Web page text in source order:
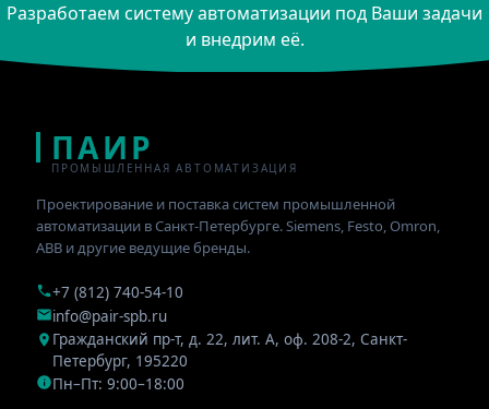
Разработаем систему автоматизации под Ваши задачи
и внедрим её.
ПАИР
ПРОМЫШЛЕННАЯ АВТОМАТИЗАЦИЯ
Проектирование и поставка систем промышленной
автоматизации в Санкт-Петербурге. Siemens, Festo, Omron,
ABB и другие ведущие бренды.
+7 (812) 740-54-10
info@pair-spb.ru
Гражданский пр-т, д. 22, лит. А, оф. 208-2, Санкт-
Петербург, 195220
Пн–Пт: 9:00–18:00